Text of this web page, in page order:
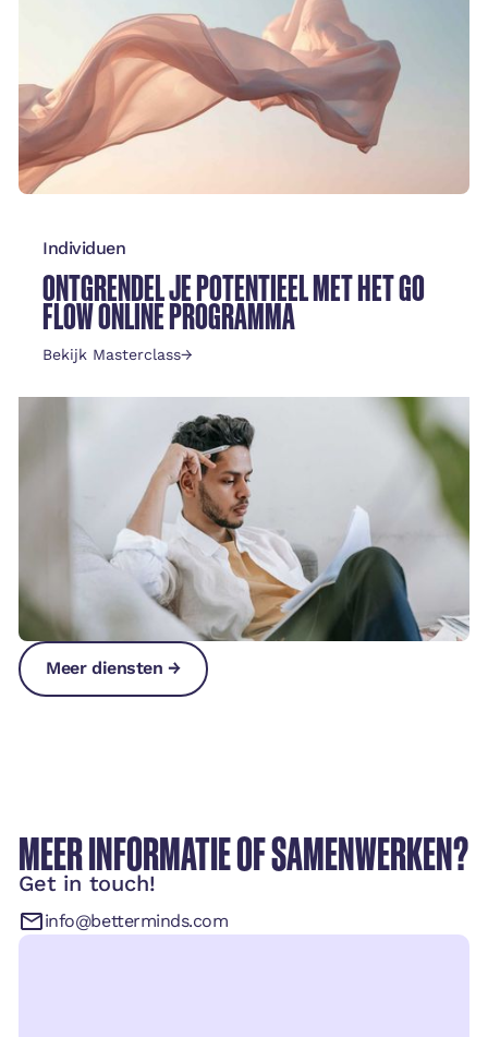
Individuen
ONTGRENDEL JE POTENTIEEL MET HET GO
FLOW ONLINE PROGRAMMA
Bekijk Masterclass→
Meer diensten →
MEER INFORMATIE OF SAMENWERKEN?
Get in touch!
info@betterminds.com